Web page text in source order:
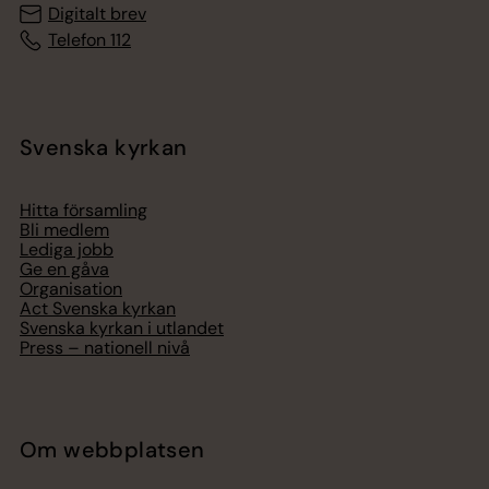
Digitalt brev
Telefon 112
Svenska kyrkan
Hitta församling
Bli medlem
Lediga jobb
Ge en gåva
Organisation
Act Svenska kyrkan
Svenska kyrkan i utlandet
Press – nationell nivå
Om webbplatsen